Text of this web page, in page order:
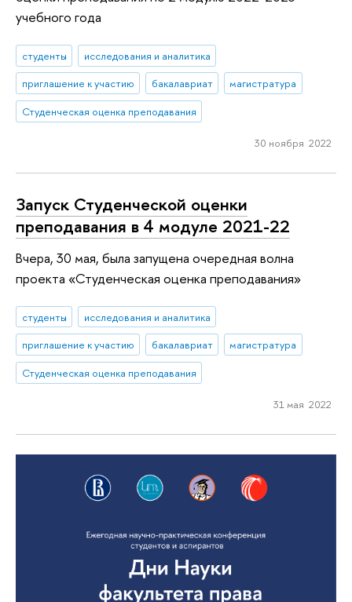
учебного года
студенты
исследования и аналитика
приглашение к участию
бакалавриат
магистратура
Студенческая оценка преподавания
30 ноября 2022
Запуск Студенческой оценки
преподавания в 4 модуле 2021-22
Вчера, 30 мая, была запущена очередная волна
проекта «Студенческая оценка преподавания»
студенты
исследования и аналитика
приглашение к участию
бакалавриат
магистратура
Студенческая оценка преподавания
31 мая 2022